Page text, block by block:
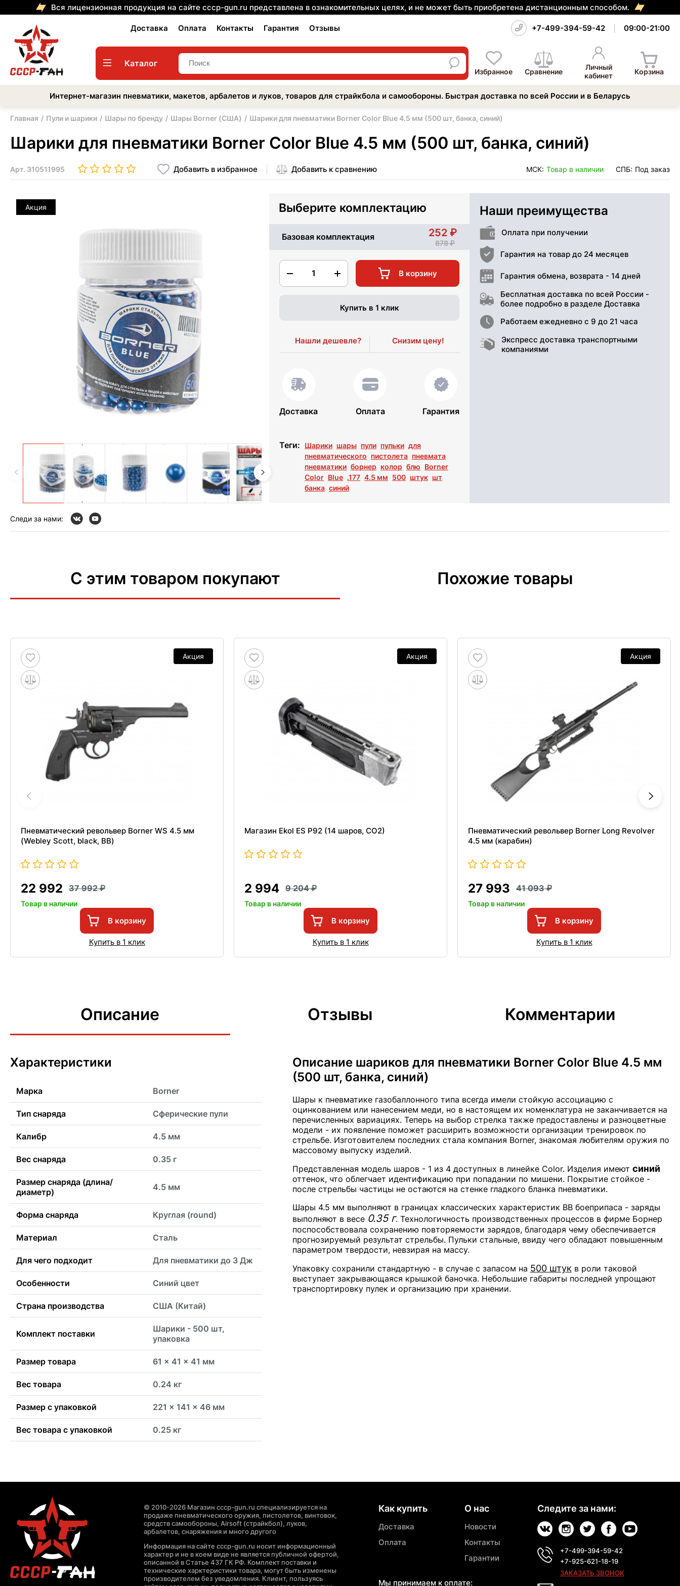
Вся лицензионная продукция на сайте cccp-gun.ru представлена в ознакомительных целях, и не может быть приобретена дистанционным способом.
Доставка Оплата Контакты Гарантия Отзывы +7-499-394-59-42 09:00-21:00
Каталог
Избранное Сравнение
Личный
кабинет
Корзина
Интернет-магазин пневматики, макетов, арбалетов и луков, товаров для страйкбола и самообороны. Быстрая доставка по всей России и в Беларусь
Главная Пули и шарики Шары по бренду Шары Borner (США) Шарики для пневматики Borner Color Blue 4.5 мм (500 шт, банка, синий)
Шарики для пневматики Borner Color Blue 4.5 мм (500 шт, банка, синий)
Арт. 310511995 Добавить в избранное Добавить к сравнению МСК: Товар в наличии СПБ: Под заказ
Акция Выберите комплектацию
Базовая комплектация 252
878
1 В корзину
Купить в 1 клик
Нашли дешевле? Снизим цену!
Доставка Оплата Гарантия
Теги: Шарики шары пули пульки для
пневматического пистолета пневмата
пневматики борнер колор блю Borner
Color Blue .177 4.5 мм 500 штук шт
банка синий
Наши преимущества
Оплата при получении
Гарантия на товар до 24 месяцев
Гарантия обмена, возврата - 14 дней
Бесплатная доставка по всей России -
более подробно в разделе Доставка
Работаем ежедневно с 9 до 21 часа
Экспресс доставка транспортными
компаниями
Следи за нами:
С этим товаром покупают Похожие товары
Акция
Пневматический револьвер Borner WS 4.5 мм
(Webley Scott, black, BB)
22 992 37 992
Товар в наличии
В корзину
Купить в 1 клик
Акция
Магазин Ekol ES P92 (14 шаров, CO2)
2 994 9 204
Товар в наличии
В корзину
Купить в 1 клик
Акция
Пневматический револьвер Borner Long Revolver
4.5 мм (карабин)
27 993 41 093
Товар в наличии
В корзину
Купить в 1 клик
Описание Отзывы Комментарии
Характеристики
Марка Borner
Тип снаряда Сферические пули
Калибр 4.5 мм
Вес снаряда 0.35 г
Размер снаряда (длина/
диаметр)
4.5 мм
Форма снаряда Круглая (round)
Материал Сталь
Для чего подходит Для пневматики до 3 Дж
Особенности Синий цвет
Страна производства США (Китай)
Комплект поставки
Шарики - 500 шт,
упаковка
Размер товара 61 x 41 x 41 мм
Вес товара 0.24 кг
Размер с упаковкой 221 x 141 x 46 мм
Вес товара с упаковкой 0.25 кг
Описание шариков для пневматики Borner Color Blue 4.5 мм
(500 шт, банка, синий)
Шары к пневматике газобаллонного типа всегда имели стойкую ассоциацию с
оцинкованием или нанесением меди, но в настоящем их номенклатура не заканчивается на
перечисленных вариациях. Теперь на выбор стрелка также предоставлены и разноцветные
модели - их появление поможет расширить возможности организации тренировок по
стрельбе. Изготовителем последних стала компания Borner, знакомая любителям оружия по
массовому выпуску изделий.
Представленная модель шаров - 1 из 4 доступных в линейке Color. Изделия имеют синий
оттенок, что облегчает идентификацию при попадании по мишени. Покрытие стойкое -
после стрельбы частицы не остаются на стенке гладкого бланка пневматики.
Шары 4.5 мм выполняют в границах классических характеристик BB боеприпаса - заряды
выполняют в весе 0.35 г. Технологичность производственных процессов в фирме Борнер
поспособствовала сохранению повторяемости зарядов, благодаря чему обеспечивается
прогнозируемый результат стрельбы. Пульки стальные, ввиду чего обладают повышенным
параметром твердости, невзирая на массу.
Упаковку сохранили стандартную - в случае с запасом на 500 штукв роли таковой
выступает закрывающаяся крышкой баночка. Небольшие габариты последней упрощают
транспортировку пулек и организацию при хранении.
© 2010-2026 Магазин cccp-gun.ru специализируется на
продаже пневматического оружия, пистолетов, винтовок,
средств самообороны, Airsoft (страйкбол), луков,
арбалетов, снаряжения и много другого
Информация на сайте cccp-gun.ru носит информационный
характер и не в коем виде не является публичной офертой,
описанной в Статье 437 ГК РФ. Комплект поставки и
технические харктеристики товара, могут быть изменены
производителем без уведомления. Клиент, пользуясь
Как купить
Доставка
Оплата
Мы принимаем к оплате:
О нас
Новости
Контакты
Гарантии
Следите за нами:
+7-499-394-59-42
+7-925-621-18-19
ЗАКАЗАТЬ ЗВОНОК